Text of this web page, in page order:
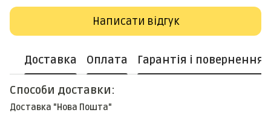
Написати відгук
Доставка Оплата Гарантія і повернення
Способи доставки:
Доставка "Нова Пошта"